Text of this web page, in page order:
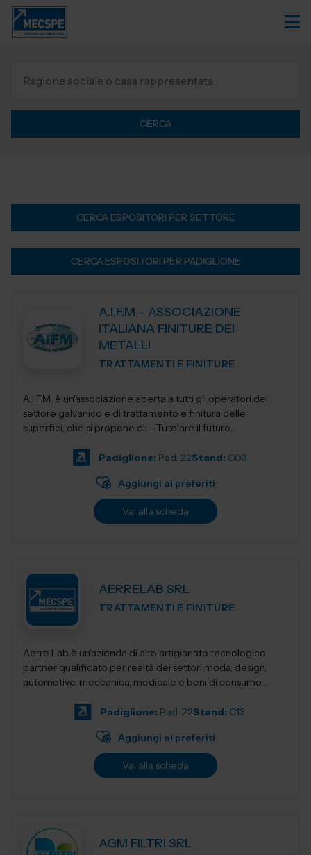
CERCA
CERCA ESPOSITORI PER SETTORE
CERCA ESPOSITORI PER PADIGLIONE
A.I.F.M – ASSOCIAZIONE
ITALIANA FINITURE DEI
METALLI
TRATTAMENTI E FINITURE
A.I.F.M. è un'associazione aperta a tutti gli operatori del
settore galvanico e di trattamento e finitura delle
superfici, che si propone di: - Tutelare il futuro
Padiglione: Pad. 22Stand: C03
Aggiungi ai preferiti
Vai alla scheda
AERRELAB SRL
TRATTAMENTI E FINITURE
Aerre Lab è un’azienda di alto artigianato tecnologico
partner qualificato per realtà dei settori moda, design,
automotive, meccanica, medicale e beni di consumo.
Padiglione: Pad. 22Stand: C13
Aggiungi ai preferiti
Vai alla scheda
AGM FILTRI SRL